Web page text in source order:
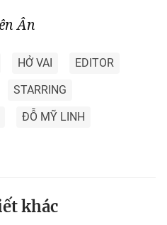
Ân
HỞ VAI
EDITOR
STARRING
ĐỖ MỸ LINH
khác